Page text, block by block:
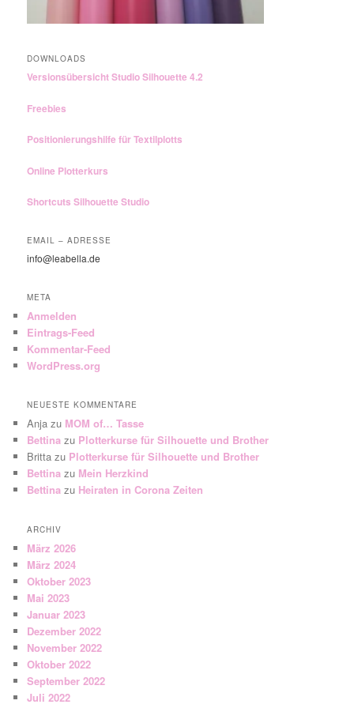
DOWNLOADS
Versionsübersicht Studio Silhouette 4.2
Freebies
Positionierungshilfe für Textilplotts
Online Plotterkurs
Shortcuts Silhouette Studio
EMAIL – ADRESSE
info@leabella.de
META
Anmelden
Eintrags-Feed
Kommentar-Feed
WordPress.org
NEUESTE KOMMENTARE
Anja zu MOM of… Tasse
Bettina zu Plotterkurse für Silhouette und Brother
Britta zu Plotterkurse für Silhouette und Brother
Bettina zu Mein Herzkind
Bettina zu Heiraten in Corona Zeiten
ARCHIV
März 2026
März 2024
Oktober 2023
Mai 2023
Januar 2023
Dezember 2022
November 2022
Oktober 2022
September 2022
Juli 2022